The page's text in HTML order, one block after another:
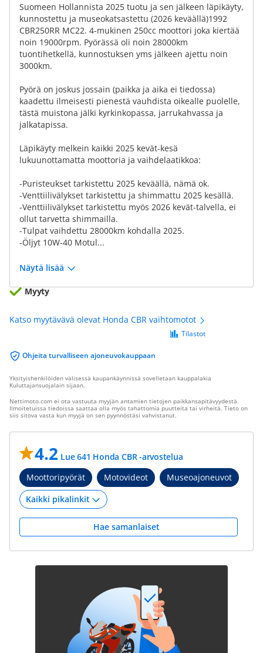
Suomeen Hollannista 2025 tuotu ja sen jälkeen läpikäyty,
kunnostettu ja museokatsastettu (2026 keväällä)1992
CBR250RR MC22. 4-mukinen 250cc moottori joka kiertää
noin 19000rpm. Pyörässä oli noin 28000km
tuontihetkellä, kunnostuksen yms jälkeen ajettu noin
3000km.
Pyörä on joskus jossain (paikka ja aika ei tiedossa)
kaadettu ilmeisesti pienestä vauhdista oikealle puolelle,
tästä muistona jälki kyrkinkopassa, jarrukahvassa ja
jalkatapissa.
Läpikäyty melkein kaikki 2025 kevät-kesä
lukuunottamatta moottoria ja vaihdelaatikkoa:
-Puristeukset tarkistettu 2025 keväällä, nämä ok.
-Venttiilivälykset tarkistettu ja shimmattu 2025 kesällä.
-Venttiilivälykset tarkistettu myös 2026 kevät-talvella, ei
ollut tarvetta shimmailla.
-Tulpat vaihdettu 28000km kohdalla 2025.
-Öljyt 10W-40 Motul...
Näytä lisää
Myyty
Katso myytävävä olevat Honda CBR vaihtomotot
Ohjeita turvalliseen ajoneuvokauppaan
Tilastot
Yksityishenkilöiden välisessä kaupankäynnissä sovelletaan kauppalakia
Kuluttajansuojalain sijaan.
Nettimoto.com ei ota vastuuta myyjän antamien tietojen paikkansapitävyydestä.
Ilmoitetuissa tiedoissa saattaa olla myös tahattomia puutteita tai virheitä. Tieto on
siis sitova vasta kun myyjä on sen pyynnöstäsi vahvistanut.
4.2 Lue 641 Honda CBR -arvostelua
Moottoripyörät
Motovideot Museoajoneuvot
Hae samanlaiset